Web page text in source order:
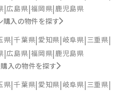
広島県 福岡県 鹿児島県
購入の物件を探す
県 千葉県 愛知県 岐阜県 三重県
広島県 福岡県 鹿児島県
入の物件を探す
県 千葉県 愛知県 岐阜県 三重県